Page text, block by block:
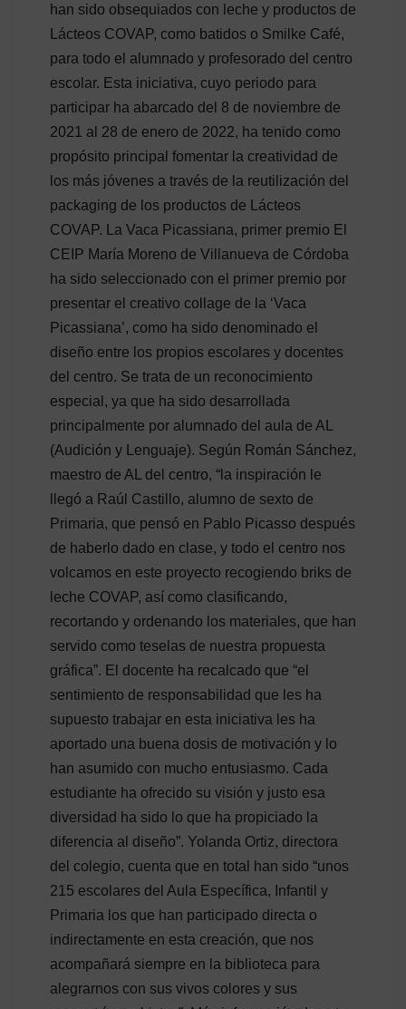
han sido obsequiados con leche y productos de
Lácteos COVAP, como batidos o Smilke Café,
para todo el alumnado y profesorado del centro
escolar. Esta iniciativa, cuyo periodo para
participar ha abarcado del 8 de noviembre de
2021 al 28 de enero de 2022, ha tenido como
propósito principal fomentar la creatividad de
los más jóvenes a través de la reutilización del
packaging de los productos de Lácteos
COVAP. La Vaca Picassiana, primer premio El
CEIP María Moreno de Villanueva de Córdoba
ha sido seleccionado con el primer premio por
presentar el creativo collage de la ‘Vaca
Picassiana’, como ha sido denominado el
diseño entre los propios escolares y docentes
del centro. Se trata de un reconocimiento
especial, ya que ha sido desarrollada
principalmente por alumnado del aula de AL
(Audición y Lenguaje). Según Román Sánchez,
maestro de AL del centro, “la inspiración le
llegó a Raúl Castillo, alumno de sexto de
Primaria, que pensó en Pablo Picasso después
de haberlo dado en clase, y todo el centro nos
volcamos en este proyecto recogiendo briks de
leche COVAP, así como clasificando,
recortando y ordenando los materiales, que han
servido como teselas de nuestra propuesta
gráfica”. El docente ha recalcado que “el
sentimiento de responsabilidad que les ha
supuesto trabajar en esta iniciativa les ha
aportado una buena dosis de motivación y lo
han asumido con mucho entusiasmo. Cada
estudiante ha ofrecido su visión y justo esa
diversidad ha sido lo que ha propiciado la
diferencia al diseño”. Yolanda Ortiz, directora
del colegio, cuenta que en total han sido “unos
215 escolares del Aula Específica, Infantil y
Primaria los que han participado directa o
indirectamente en esta creación, que nos
acompañará siempre en la biblioteca para
alegrarnos con sus vivos colores y sus